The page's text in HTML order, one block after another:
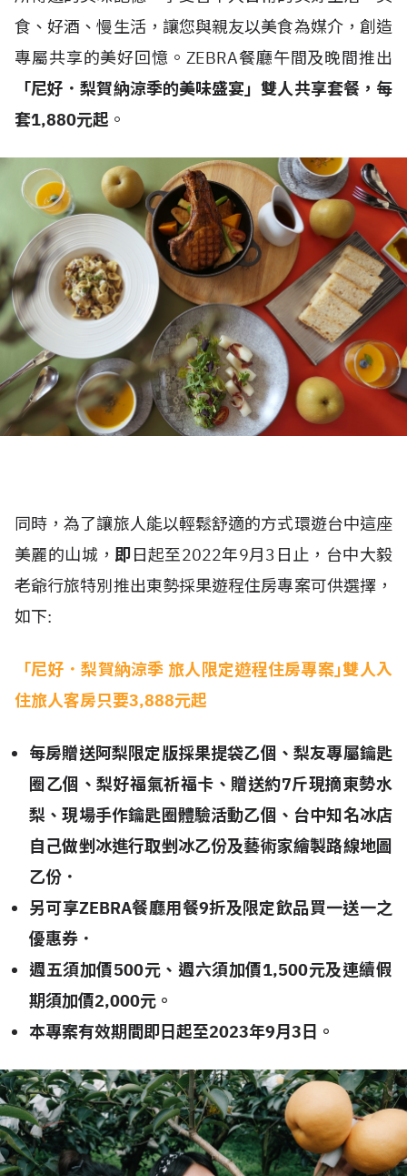
食、好酒、慢生活，讓您與親友以美食為媒介，創造
專屬共享的美好回憶。ZEBRA餐廳午間及晚間推出
「尼好．梨賀納涼季的美味盛宴」雙人共享套餐，每
套1,880元起 。
同時，為了讓旅人能以輕鬆舒適的方式環遊台中這座
美麗的山城， 即 日起至2022年9月3日止，台中大毅
老爺行旅特別推出東勢採果遊程住房專案可供選擇，
如下:
「尼好．梨賀納涼季 旅人限定遊程住房專案｣雙人入
住旅人客房只要3,888元起
每房贈送阿梨限定版採果提袋乙個、梨友專屬鑰匙
圈乙個、梨好福氣祈福卡、贈送約7斤現摘東勢水
梨、現場手作鑰匙圈體驗活動乙個、台中知名冰店
自己做剉冰進行取剉冰乙份及藝術家繪製路線地圖
乙份．
另可享ZEBRA餐廳用餐9折及限定飲品買一送一之
優惠券．
週五須加價500元、週六須加價1,500元及連續假
期須加價2,000元。
本專案有效期間即日起至2023年9月3日。